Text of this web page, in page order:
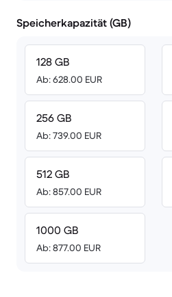
Speicherkapazität (GB)
128 GB
Ab: 628.00 EUR
256 GB
Ab: 739.00 EUR
512 GB
Ab: 857.00 EUR
1000 GB
Ab: 877.00 EUR